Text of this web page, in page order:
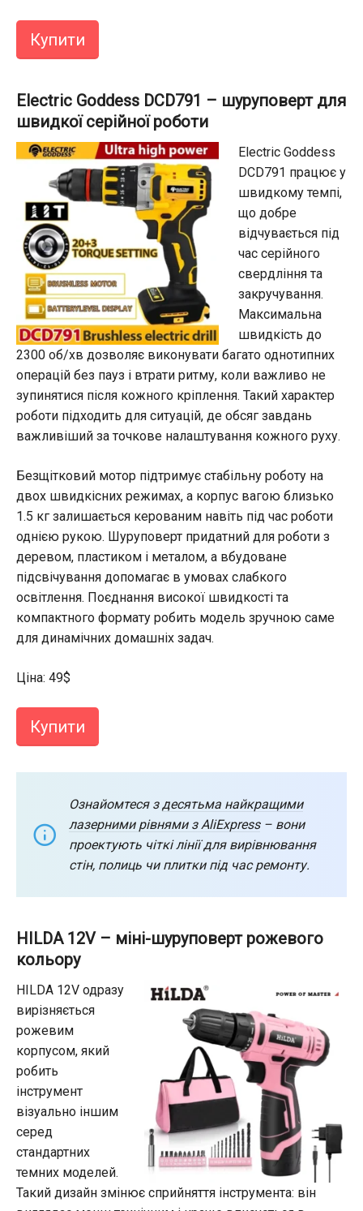
Купити
Electric Goddess DCD791 – шуруповерт для
швидкої серійної роботи
Electric Goddess
DCD791 працює у
швидкому темпі,
що добре
відчувається під
час серійного
свердління та
закручування.
Максимальна
швидкість до
2300 об/хв дозволяє виконувати багато однотипних
операцій без пауз і втрати ритму, коли важливо не
зупинятися після кожного кріплення. Такий характер
роботи підходить для ситуацій, де обсяг завдань
важливіший за точкове налаштування кожного руху.
Безщітковий мотор підтримує стабільну роботу на
двох швидкісних режимах, а корпус вагою близько
1.5 кг залишається керованим навіть під час роботи
однією рукою. Шуруповерт придатний для роботи з
деревом, пластиком і металом, а вбудоване
підсвічування допомагає в умовах слабкого
освітлення. Поєднання високої швидкості та
компактного формату робить модель зручною саме
для динамічних домашніх задач.
Ціна: 49$
Купити
Ознайомтеся з десятьма найкращими
лазерними рівнями з AliExpress– вони
проектують чіткі лінії для вирівнювання
стін, полиць чи плитки під час ремонту.
HILDA 12V – міні-шуруповерт рожевого
кольору
HILDA 12V одразу
вирізняється
рожевим
корпусом, який
робить
інструмент
візуально іншим
серед
стандартних
темних моделей.
Такий дизайн змінює сприйняття інструмента: він